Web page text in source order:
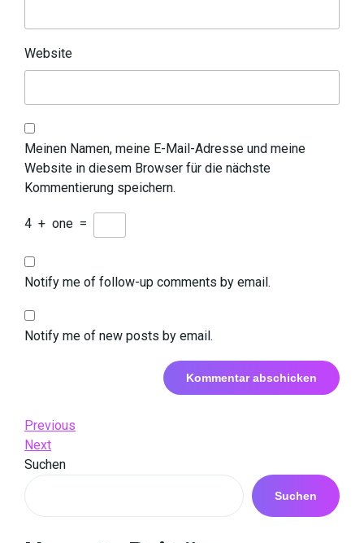
Website
Meinen Namen, meine E-Mail-Adresse und meine
Website in diesem Browser für die nächste
Kommentierung speichern.
4 + one =
Notify me of follow-up comments by email.
Notify me of new posts by email.
Beitrags-
Navigation
Previous
Post
Previous
Next
Post
Next
Suchen
Suchen